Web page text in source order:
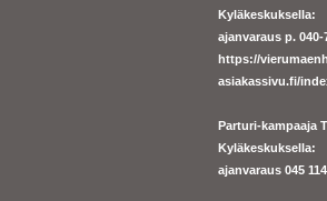
Kyläkeskuksella:
ajanvaraus p.
https://
asiakassivu.fi/
Parturi-kampaaja
Kyläkeskuksella:
ajanvaraus 045